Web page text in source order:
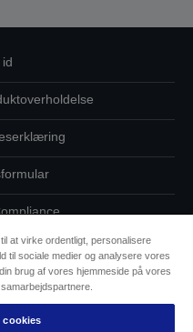
dine data
cookies
tilgængelighed
at virke ordentligt, personalisere
til sociale medier og analysere vores
brug af vores hjemmeside på vores
cookies